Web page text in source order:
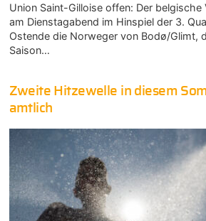
Union Saint-Gilloise offen: Der
am Dienstagabend im Hinspiel der 3.
Ostende die Norweger von Bodø/Glimt,
Saison…
Zweite Hitzewelle in diesem
amtlich